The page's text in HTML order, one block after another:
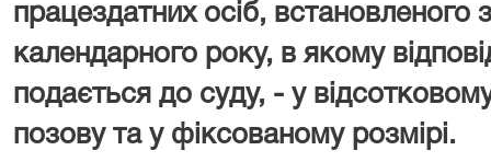
працездатних осіб, встановленого
календарного року, в якому
подається до суду, - у
позову та у фіксованому розмірі.